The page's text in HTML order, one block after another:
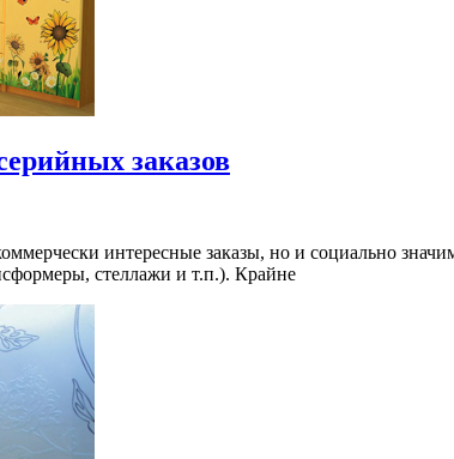
заказов
интересные заказы, но и социально
стеллажи и т.п.). Крайне